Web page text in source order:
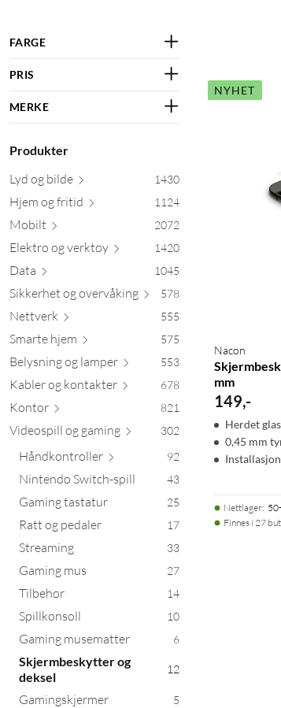
FARGE
PRIS
MERKE
Produkter
Lyd og bilde 1430
Hjem og fritid 1124
Mobilt 2072
Elektro og verktøy 1420
Data 1045
Sikkerhet og overvåking 578
Nettverk 555
Smarte hjem 575
Belysning og lamper 553
Kabler og kontakter 678
Kontor 821
Videospill og gaming 302
Håndkontroller 92
Nintendo Switch-spill 43
Gaming tastatur 25
Ratt og pedaler 17
Streaming 33
Gaming mus 27
Tilbehør 14
Spillkonsoll 10
Gaming musematter 6
Skjermbeskytter og
deksel
12
Gamingskjermer 5
NYHET
Nacon
mm
149,-
Herdet
0,45 mm
Nettlager:
Finnes i 27